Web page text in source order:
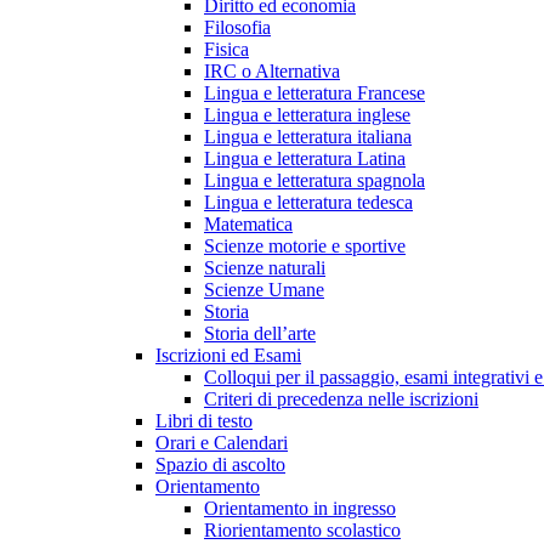
Diritto ed economia
Filosofia
Fisica
IRC o Alternativa
Lingua e letteratura Francese
Lingua e letteratura inglese
Lingua e letteratura italiana
Lingua e letteratura Latina
Lingua e letteratura spagnola
Lingua e letteratura tedesca
Matematica
Scienze motorie e sportive
Scienze naturali
Scienze Umane
Storia
Storia dell’arte
Iscrizioni ed Esami
Colloqui per il passaggio, esami integrativi
Criteri di precedenza nelle iscrizioni
Libri di testo
Orari e Calendari
Spazio di ascolto
Orientamento
Orientamento in ingresso
Riorientamento scolastico